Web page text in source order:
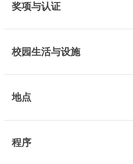
奖项与认证
校园生活与设施
地点
程序